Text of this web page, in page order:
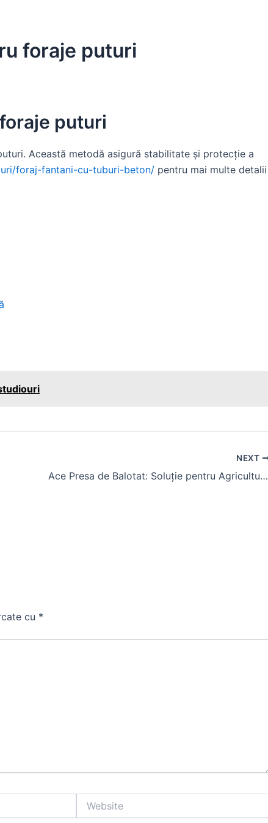
foraje puturi
puturi
Această metodă asigură stabilitate și protecție a
foraj-fantani-cu-tuburi-beton/ pentru mai multe detalii
NEXT
Ace Presa de Balotat: Soluție pentru Agricultura Modernă cu Tractoare
cu *